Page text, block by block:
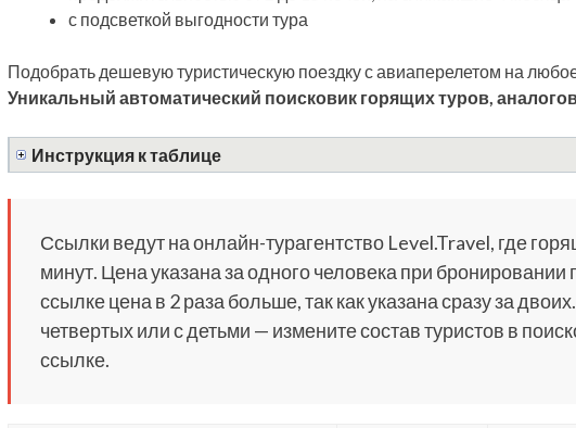
с подсветкой выгодности тура
Подобрать дешевую туристическую поездку с авиаперелетом на
Уникальный автоматический поисковик горящих туров, аналогов
Инструкция к таблице
Ссылки ведут на онлайн-турагентство Level.Travel, где
минут. Цена указана за одного человека при
ссылке цена в 2 раза больше, так как указана сразу за
четвертых или с детьми — измените состав туристов в
ссылке.